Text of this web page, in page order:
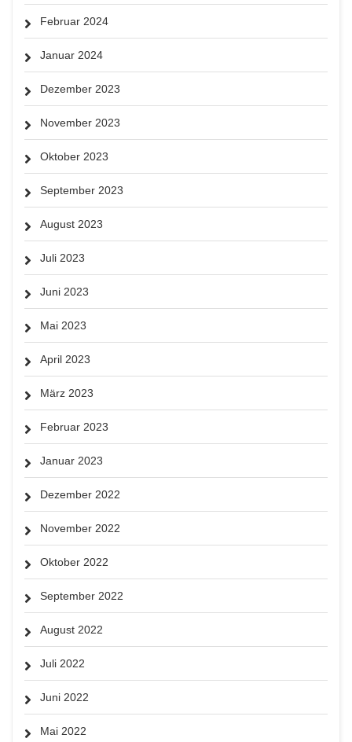
Februar 2024
Januar 2024
Dezember 2023
November 2023
Oktober 2023
September 2023
August 2023
Juli 2023
Juni 2023
Mai 2023
April 2023
März 2023
Februar 2023
Januar 2023
Dezember 2022
November 2022
Oktober 2022
September 2022
August 2022
Juli 2022
Juni 2022
Mai 2022